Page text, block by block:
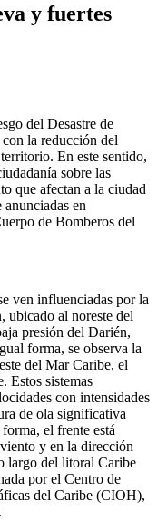
y fuertes
del Desastre de
la reducción del
En este sentido,
sobre las
que afectan a la ciudad
en
de Bomberos del
ven influenciadas por la
ubicado al noreste del
presión del Darién,
forma, se observa la
del Mar Caribe, el
Estos sistemas
con intensidades
de ola significativa
el frente está
y en la dirección
largo del litoral Caribe
por el Centro de
del Caribe (CIOH),